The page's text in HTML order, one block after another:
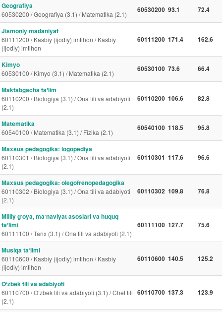
Geografiya
60530200 / Geografiya (3.1) / Matematika (2.1)
60530200 93.1 72.4
Jismoniy madaniyat
60111200 / Kasbiy (ijodiy) imtihon / Kasbiy
(ijodiy) imtihon
60111200 171.4 162.6
Kimyo
60530100 / Kimyo (3.1) / Matematika (2.1)
60530100 73.6 66.4
Maktabgacha taʼlim
60110200 / Biologiya (3.1) / Ona tili va adabiyoti
(2.1)
60110200 106.6 82.8
Matematika
60540100 / Matematika (3.1) / Fizika (2.1)
60540100 118.5 95.8
Maxsus pedagogika: logopediya
60110301 / Biologiya (3.1) / Ona tili va adabiyoti
(2.1)
60110301 117.6 96.6
Maxsus pedagogika: olegofrenopedagogika
60110302 / Biologiya (3.1) / Ona tili va adabiyoti
(2.1)
60110302 109.8 76.8
Milliy gʻoya, maʼnaviyat asoslari va huquq
taʼlimi
60111100 / Tarix (3.1) / Ona tili va adabiyoti (2.1)
60111100 127.7 75.6
Musiqa taʼlimi
60110600 / Kasbiy (ijodiy) imtihon / Kasbiy
(ijodiy) imtihon
60110600 140.5 125.2
Oʻzbek tili va adabiyoti
60110700 / O‘zbek tili va adabiyoti (3.1) / Chet tili
(2.1)
60110700 137.3 123.9